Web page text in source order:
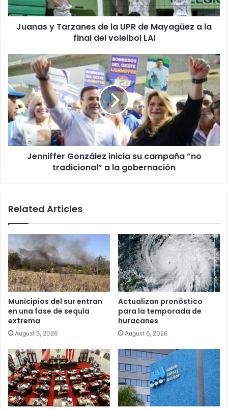
Mayagüez
a
voleibol
LAI
Juanas y Tarzanes de la UPR de Mayagüez a la
final del voleibol LAI
Jenniffer
González
inicia
su
campaña
“no
tradicional”
la
gobernación
Jenniffer González inicia su campaña “no
tradicional” a la gobernación
Related Articles
Municipios del sur entran
en una fase de sequía
extrema
August 6, 2026
Actualizan pronóstico
para la temporada de
huracanes
August 6, 2026